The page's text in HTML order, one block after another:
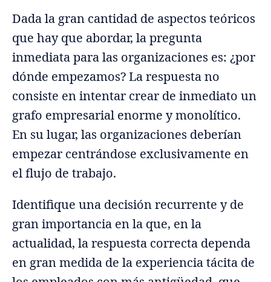
Dada la gran cantidad de aspectos teóricos
que hay que abordar, la pregunta
inmediata para las organizaciones es: ¿por
dónde empezamos? La respuesta no
consiste en intentar crear de inmediato un
grafo empresarial enorme y monolítico.
En su lugar, las organizaciones deberían
empezar centrándose exclusivamente en
el flujo de trabajo.
Identifique una decisión recurrente y de
gran importancia en la que, en la
actualidad, la respuesta correcta dependa
en gran medida de la experiencia tácita de